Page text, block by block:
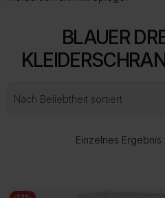
BLAUER
Einzelnes